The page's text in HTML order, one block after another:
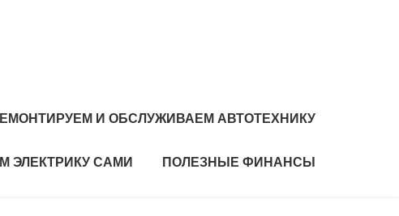
И ОБСЛУЖИВАЕМ АВТОТЕХНИКУ
ЭЛЕКТРИКУ САМИ ПОЛЕЗНЫЕ ФИНАНСЫ